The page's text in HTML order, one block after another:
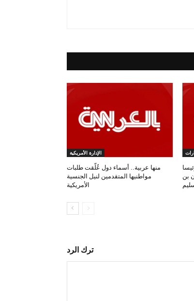
بن
الإدارة الأمريكية
منها عربية.. أسماء دول عُلّقت طلبات
مواطنيها المتقدمين لنيل الجنسية
الأمريكية
ترك الرد